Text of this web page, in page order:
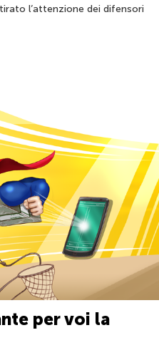
l’attenzione dei difensori
per voi la